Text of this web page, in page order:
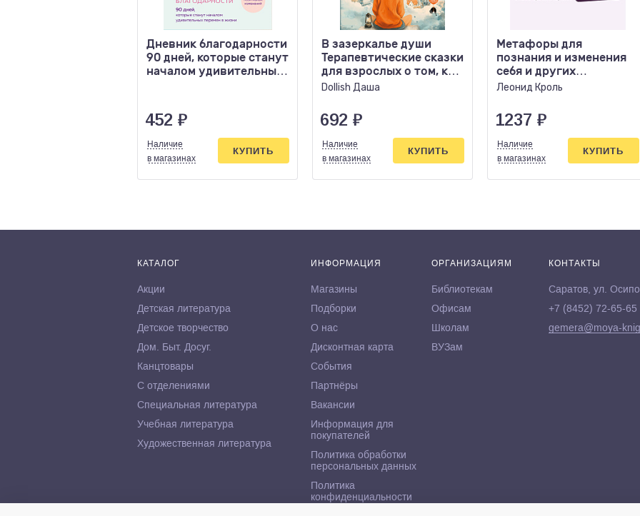
Дневник благодарности
90 дней, которые станут
началом удивительных
452 ₽
Наличие
в магазинах
КУПИТЬ
В зазеркалье души
Терапевтические сказки
для взрослых о том, как
сбросить..
Dollish Даша
692 ₽
Наличие
в магазинах
КУПИТЬ
Метафоры для
познания и изменения
себя и других
Инструменты для
Леонид Кроль
1237 ₽
Наличие
в магазинах
КУПИТЬ
КАТАЛОГ
Акции
Детская литература
Детское творчество
Дом. Быт. Досуг.
Канцтовары
С отделениями
Специальная литература
Учебная литература
Художественная литература
ИНФОРМАЦИЯ
Магазины
Подборки
О нас
Дисконтная карта
События
Партнёры
Вакансии
Информация для
покупателей
Политика обработки
персональных данных
Политика
конфиденциальности
ОРГАНИЗАЦИЯМ
Библиотекам
Офисам
Школам
ВУЗам
КОНТАКТЫ
Саратов, ул.
+7 (8452) 72-65-65
gemera@moya-